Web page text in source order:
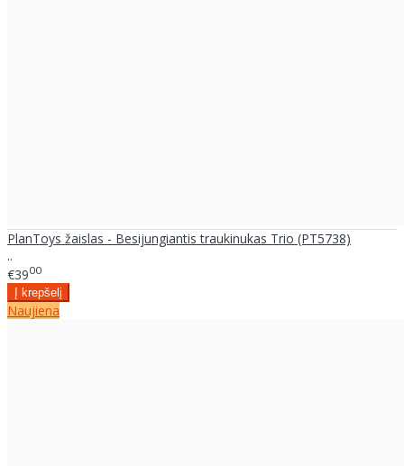
PlanToys žaislas - Besijungiantis traukinukas Trio (PT5738)
..
€3900
Naujiena